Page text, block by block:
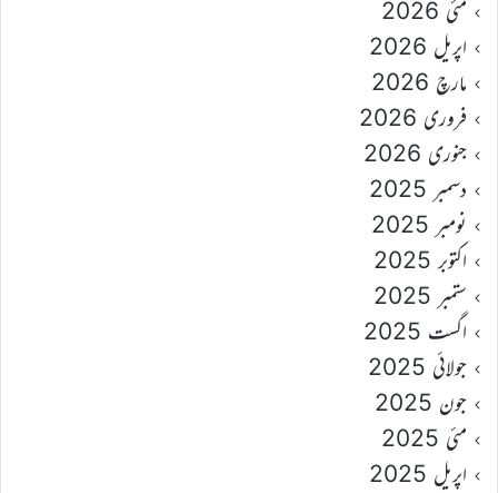
مئی 2026
اپریل 2026
مارچ 2026
فروری 2026
جنوری 2026
دسمبر 2025
نومبر 2025
اکتوبر 2025
ستمبر 2025
اگست 2025
جولائی 2025
جون 2025
مئی 2025
اپریل 2025